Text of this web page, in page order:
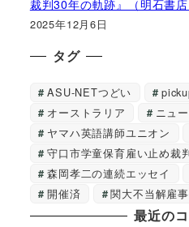
裁判30年の軌跡』（明石書
2025年12月6日
タグ
ASU-NETつどい
オーストラリア
ニュ
ヤマハ英語講師ユニオン
守口市学童保育雇い止め裁
森岡孝二の連続エッセイ
開催済
関大不当解雇
最近の